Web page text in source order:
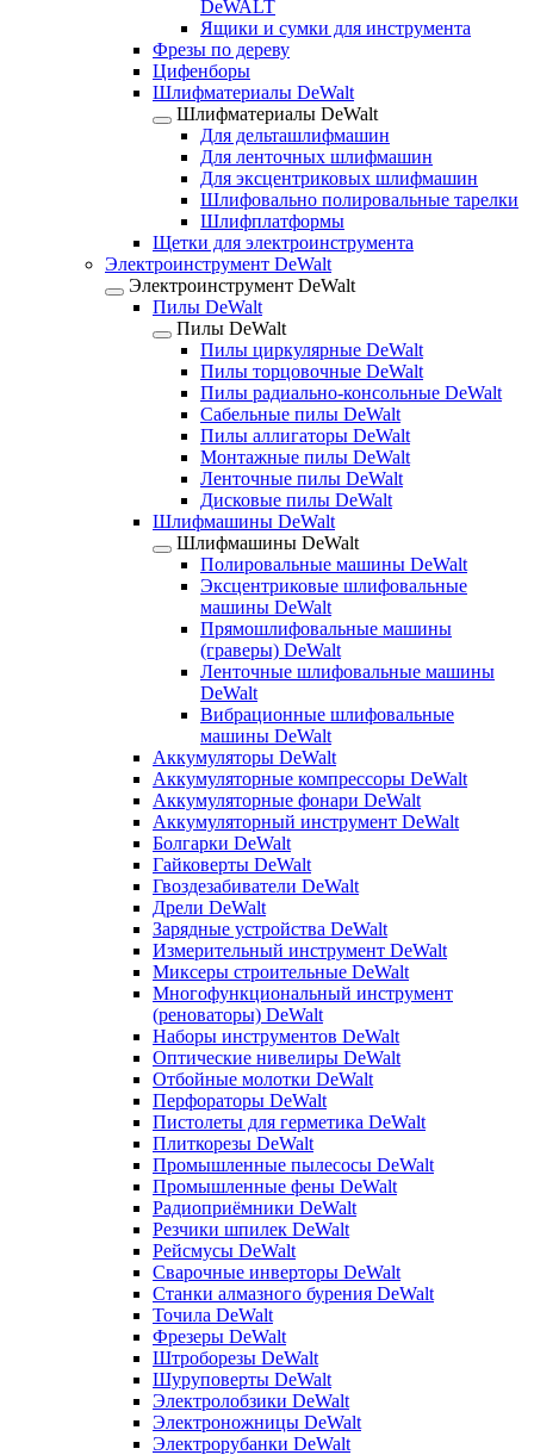
DeWALT
Ящики и сумки для инструмента
Фрезы по дереву
Цифенборы
Шлифматериалы DeWalt
Шлифматериалы DeWalt
Для дельташлифмашин
Для ленточных шлифмашин
Для эксцентриковых шлифмашин
Шлифовально полировальные тарелки
Шлифплатформы
Щетки для электроинструмента
Электроинструмент DeWalt
Электроинструмент DeWalt
Пилы DeWalt
Пилы DeWalt
Пилы циркулярные DeWalt
Пилы торцовочные DeWalt
Пилы радиально-консольные DeWalt
Сабельные пилы DeWalt
Пилы аллигаторы DeWalt
Монтажные пилы DeWalt
Ленточные пилы DeWalt
Дисковые пилы DeWalt
Шлифмашины DeWalt
Шлифмашины DeWalt
Полировальные машины DeWalt
Эксцентриковые шлифовальные
машины DeWalt
Прямошлифовальные машины
(граверы) DeWalt
Ленточные шлифовальные машины
DeWalt
Вибрационные шлифовальные
машины DeWalt
Аккумуляторы DeWalt
Аккумуляторные компрессоры DeWalt
Аккумуляторные фонари DeWalt
Аккумуляторный инструмент DeWalt
Болгарки DeWalt
Гайковерты DeWalt
Гвоздезабиватели DeWalt
Дрели DeWalt
Зарядные устройства DeWalt
Измерительный инструмент DeWalt
Миксеры строительные DeWalt
Многофункциональный инструмент
(реноваторы) DeWalt
Наборы инструментов DeWalt
Оптические нивелиры DeWalt
Отбойные молотки DeWalt
Перфораторы DeWalt
Пистолеты для герметика DeWalt
Плиткорезы DeWalt
Промышленные пылесосы DeWalt
Промышленные фены DeWalt
Радиоприёмники DeWalt
Резчики шпилек DeWalt
Рейсмусы DeWalt
Сварочные инверторы DeWalt
Станки алмазного бурения DeWalt
Точила DeWalt
Фрезеры DeWalt
Штроборезы DeWalt
Шуруповерты DeWalt
Электролобзики DeWalt
Электроножницы DeWalt
Электрорубанки DeWalt